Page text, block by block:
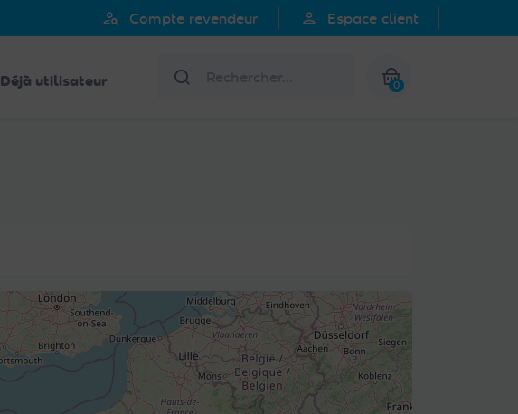
person_search Compte revendeur person Espace client
0
Déjà utilisateur